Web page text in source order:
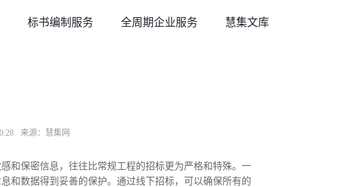
标书编制服务 全周期企业服务 慧集文库
来源：慧集网
和保密信息，往往比常规工程的招标更为严格和特殊。一
和数据得到妥善的保护。通过线下招标，可以确保所有的